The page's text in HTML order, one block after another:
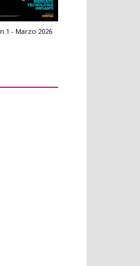
n.1 - Marzo 2026